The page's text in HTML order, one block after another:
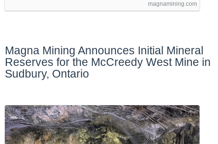
magnamining.com
Magna Mining Announces Initial Mineral
Reserves for the McCreedy West Mine in
Sudbury, Ontario